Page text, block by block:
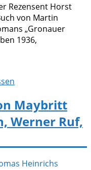
Rezensent Horst
von Martin
„Gronauer
1936,
Maybritt
Werner Ruf,
Heinrichs